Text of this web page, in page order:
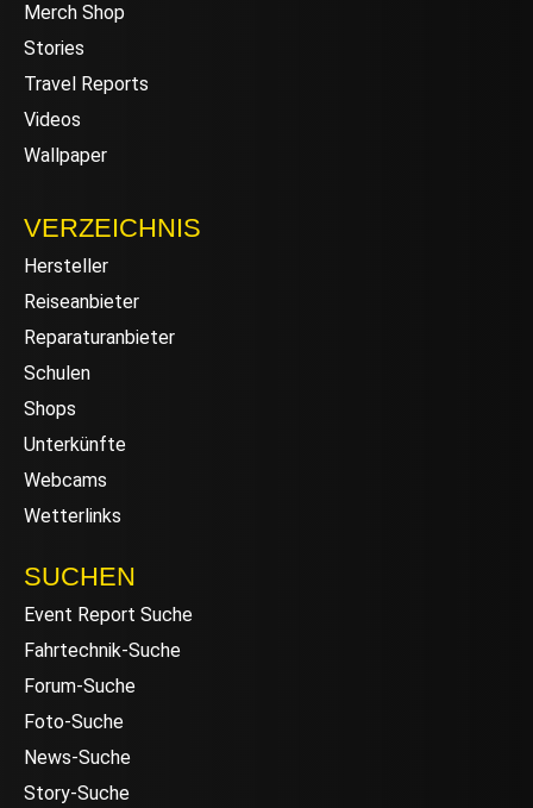
Merch Shop
Stories
Travel Reports
Videos
Wallpaper
VERZEICHNIS
Hersteller
Reiseanbieter
Reparaturanbieter
Schulen
Shops
Unterkünfte
Webcams
Wetterlinks
SUCHEN
Event Report Suche
Fahrtechnik-Suche
Forum-Suche
Foto-Suche
News-Suche
Story-Suche